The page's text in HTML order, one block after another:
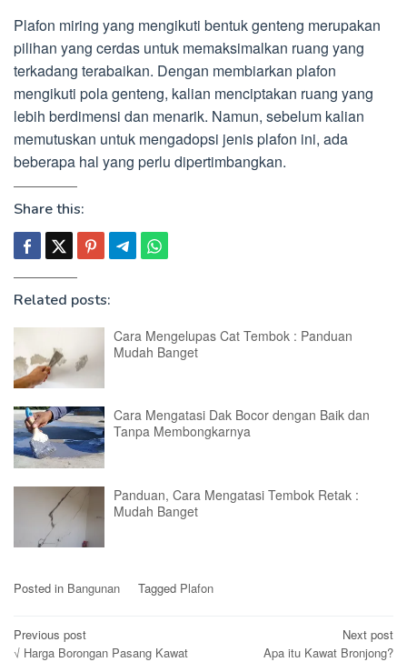
Plafon miring yang mengikuti bentuk genteng merupakan
pilihan yang cerdas untuk memaksimalkan ruang yang
terkadang terabaikan. Dengan membiarkan plafon
mengikuti pola genteng, kalian menciptakan ruang yang
lebih berdimensi dan menarik. Namun, sebelum kalian
memutuskan untuk mengadopsi jenis plafon ini, ada
beberapa hal yang perlu dipertimbangkan.
Share this:
Related posts:
Cara Mengelupas Cat Tembok : Panduan
Mudah Banget
Cara Mengatasi Dak Bocor dengan Baik dan
Tanpa Membongkarnya
Panduan, Cara Mengatasi Tembok Retak :
Mudah Banget
Posted in Bangunan Tagged Plafon
Post
Previous post
√ Harga Borongan Pasang Kawat
Next post
Apa itu Kawat Bronjong?